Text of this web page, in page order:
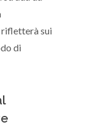
rifletterà sui
di